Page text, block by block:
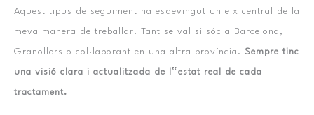
Aquest tipus de seguiment ha esdevingut un eix central de la
meva manera de treballar. Tant se val si sóc a Barcelona, ​​
Granollers o col·laborant en una altra província. Sempre tinc
una visió clara i actualitzada de l‟estat real de cada
tractament.